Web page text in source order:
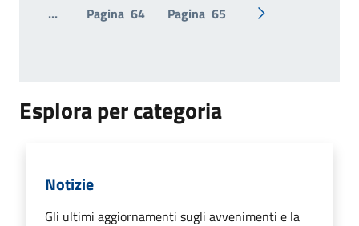
...
Pagina 64 Pagina 65 Pagina
Esplora per categoria
Notizie
Gli ultimi aggiornamenti sugli avvenimenti e la